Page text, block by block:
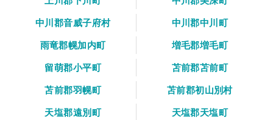
中川郡音威子府村
中川郡中川町
雨竜郡幌加内町
増毛郡増毛町
留萌郡小平町
苫前郡苫前町
苫前郡羽幌町
苫前郡初山別村
天塩郡遠別町
天塩郡天塩町